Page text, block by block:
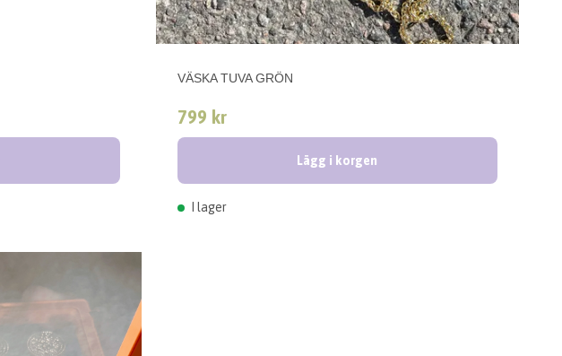
VÄSKA TUVA GRÖN
799 kr
Lägg i korgen
I lager